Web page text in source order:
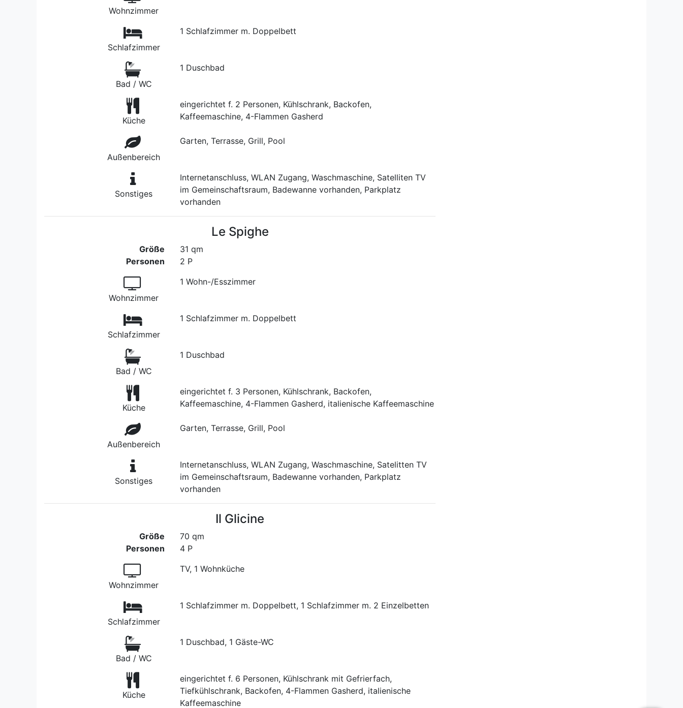
Wohnzimmer
Schlafzimmer
1 Schlafzimmer m. Doppelbett
Bad / WC
1 Duschbad
Küche
eingerichtet f. 2 Personen, Kühlschrank, Backofen,
Kaffeemaschine, 4-Flammen Gasherd
Außenbereich
Garten, Terrasse, Grill, Pool
Sonstiges
Internetanschluss, WLAN Zugang, Waschmaschine, Satelliten TV
im Gemeinschaftsraum, Badewanne vorhanden, Parkplatz
vorhanden
Le Spighe
Größe
Personen
31 qm
2 P
Wohnzimmer
1 Wohn-/Esszimmer
Schlafzimmer
1 Schlafzimmer m. Doppelbett
Bad / WC
1 Duschbad
Küche
eingerichtet f. 3 Personen, Kühlschrank, Backofen,
Kaffeemaschine, 4-Flammen Gasherd, italienische Kaffeemaschine
Außenbereich
Garten, Terrasse, Grill, Pool
Sonstiges
Internetanschluss, WLAN Zugang, Waschmaschine, Satelitten TV
im Gemeinschaftsraum, Badewanne vorhanden, Parkplatz
vorhanden
Il Glicine
Größe
Personen
70 qm
4 P
Wohnzimmer
TV, 1 Wohnküche
Schlafzimmer
1 Schlafzimmer m. Doppelbett, 1 Schlafzimmer m. 2 Einzelbetten
Bad / WC
1 Duschbad, 1 Gäste-WC
Küche
eingerichtet f. 6 Personen, Kühlschrank mit Gefrierfach,
Tiefkühlschrank, Backofen, 4-Flammen Gasherd, italienische
Kaffeemaschine